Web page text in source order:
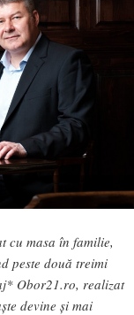
cu masa în familie,
peste două treimi
Obor21.ro, realizat
devine și mai